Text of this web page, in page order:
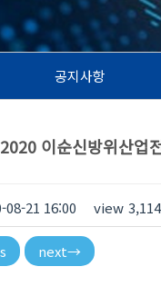
공지사항
이순신방위산업
08-21 16:00 view 3,114
next→